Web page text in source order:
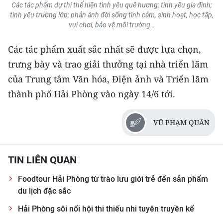
Các tác phẩm dự thi thể hiện tình yêu quê hương; tình yêu gia đình;
tình yêu trường lớp; phản ánh đời sống tình cảm, sinh hoạt, học tập,
vui chơi, bảo vệ môi trường…
Các tác phẩm xuất sắc nhất sẽ được lựa chọn,
trưng bày và trao giải thưởng tại nhà triển lãm
của Trung tâm Văn hóa, Điện ảnh và Triển lãm
thành phố Hải Phòng vào ngày 14/6 tới.
VŨ PHẠM QUÂN
TIN LIÊN QUAN
Foodtour Hải Phòng từ trào lưu giới trẻ đến sản phẩm
du lịch đặc sắc
Hải Phòng sôi nổi hội thi thiếu nhi tuyên truyền kể